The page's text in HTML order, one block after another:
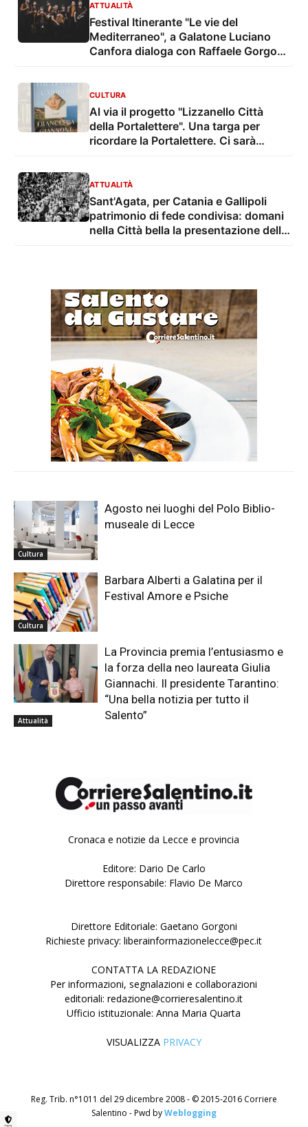
ATTUALITÀ
Festival Itinerante "Le vie del
Mediterraneo", a Galatone Luciano
Canfora dialoga con Raffaele Gorgoni
CULTURA
Al via il progetto "Lizzanello Città
della Portalettere". Una targa per
ricordare la Portalettere. Ci sarà
ATTUALITÀ
Sant'Agata, per Catania e Gallipoli
patrimonio di fede condivisa: domani
nella Città bella la presentazione della
Cultura
Agosto nei luoghi del Polo Biblio-
museale di Lecce
Cultura
Barbara Alberti a Galatina per il
Festival Amore e Psiche
Attualità
La Provincia premia l’entusiasmo e
la forza della neo laureata Giulia
Giannachi. Il presidente Tarantino:
“Una bella notizia per tutto il
Salento”
Cronaca e notizie da Lecce e provincia
Editore: Dario De Carlo
Direttore responsabile: Flavio De Marco
Direttore Editoriale: Gaetano Gorgoni
Richieste privacy: liberainformazionelecce@pec.it
CONTATTA LA REDAZIONE
Per informazioni, segnalazioni e collaborazioni
editoriali: redazione@corrieresalentino.it
Ufficio istituzionale: Anna Maria Quarta
VISUALIZZA PRIVACY
Reg. Trib. n°1011 del 29 dicembre 2008 - © 2015-2016 Corriere
Salentino - Pwd byWeblogging